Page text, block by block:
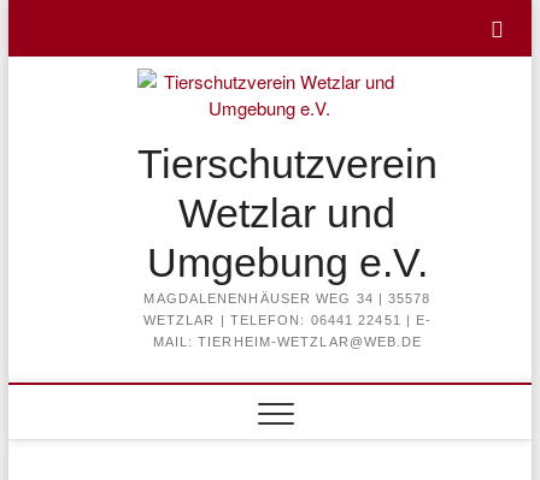
content
Tierschutzverein
Wetzlar und
Umgebung e.V.
MAGDALENENHÄUSER WEG 34 | 35578
WETZLAR | TELEFON: 06441 22451 | E-
MAIL: TIERHEIM-WETZLAR@WEB.DE